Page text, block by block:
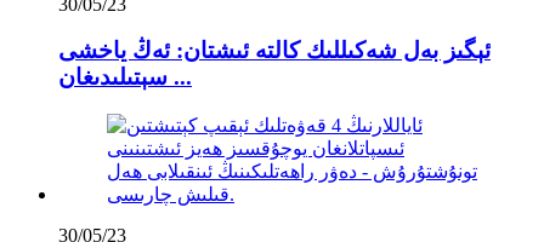
ئېگىز بەل شەكىللىك كالتە ئىشتان: ئەڭ ياخشى
سېتىلىدىغان ...
30/05/23